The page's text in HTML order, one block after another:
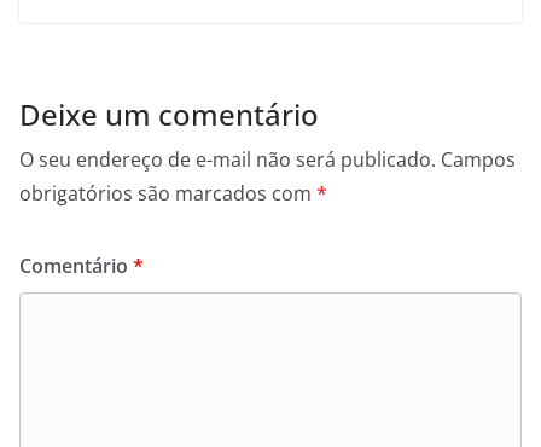
Deixe um comentário
O seu endereço de e-mail não será publicado. Campos
obrigatórios são marcados com *
Comentário *